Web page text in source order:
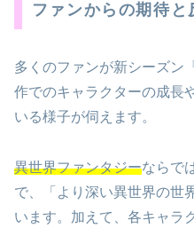
ファンからの期待と
多くのファンが新シーズン
作でのキャラクターの成長
いる様子が伺えます。
異世界ファンタジーならで
で、「より深い異世界の世
います。加えて、各キャラ